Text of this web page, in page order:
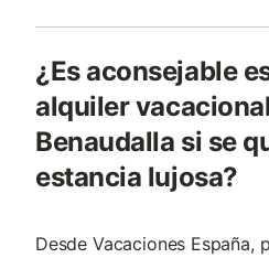
¿Es aconsejable
alquiler
Benaudalla si se
estancia lujosa?
Desde Vacaciones España,